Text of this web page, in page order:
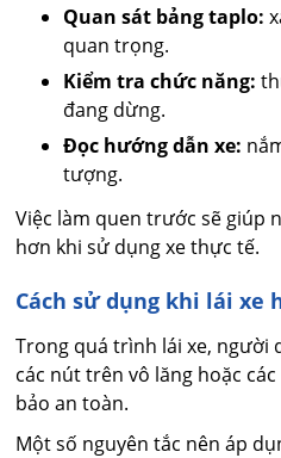
Quan sát bảng taplo:
quan trọng.
Kiểm tra chức năng:
đang dừng.
Đọc hướng dẫn xe:
tượng.
Việc làm quen trước sẽ giúp
hơn khi sử dụng xe thực tế.
Cách sử dụng khi lái xe
Trong quá trình lái xe, người
các nút trên vô lăng hoặc
bảo an toàn.
Một số nguyên tắc nên áp